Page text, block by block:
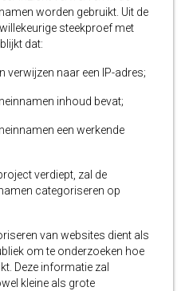
worden gebruikt. Uit de
steekproef met
dat:
verwijzen naar een IP-adres;
inhoud bevat;
een werkende
verdiept, zal de
categoriseren op
van websites dient als
om te onderzoeken hoe
Deze informatie zal
kleine als grote